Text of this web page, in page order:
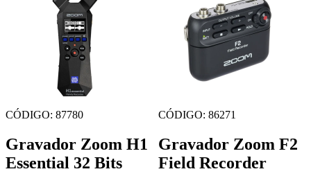
CÓDIGO: 4985
Gravador Zoom F6
Field Recorder
CÓDIGO: 67942
Mixer de Áudio
Zoom LiveTrak L8